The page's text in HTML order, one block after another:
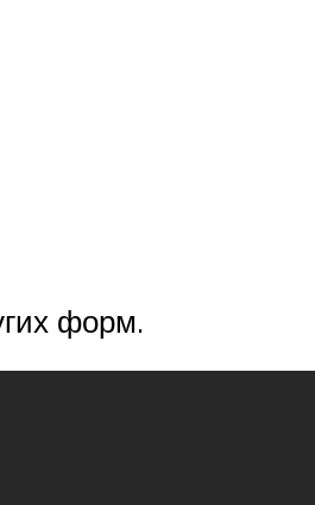
форм.